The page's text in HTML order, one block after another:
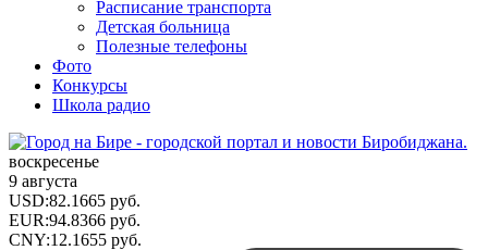
Расписание транспорта
Детская больница
Полезные телефоны
Фото
Конкурсы
Школа радио
воскресенье
9 августа
USD:82.1665 руб.
EUR:94.8366 руб.
CNY:12.1655 руб.